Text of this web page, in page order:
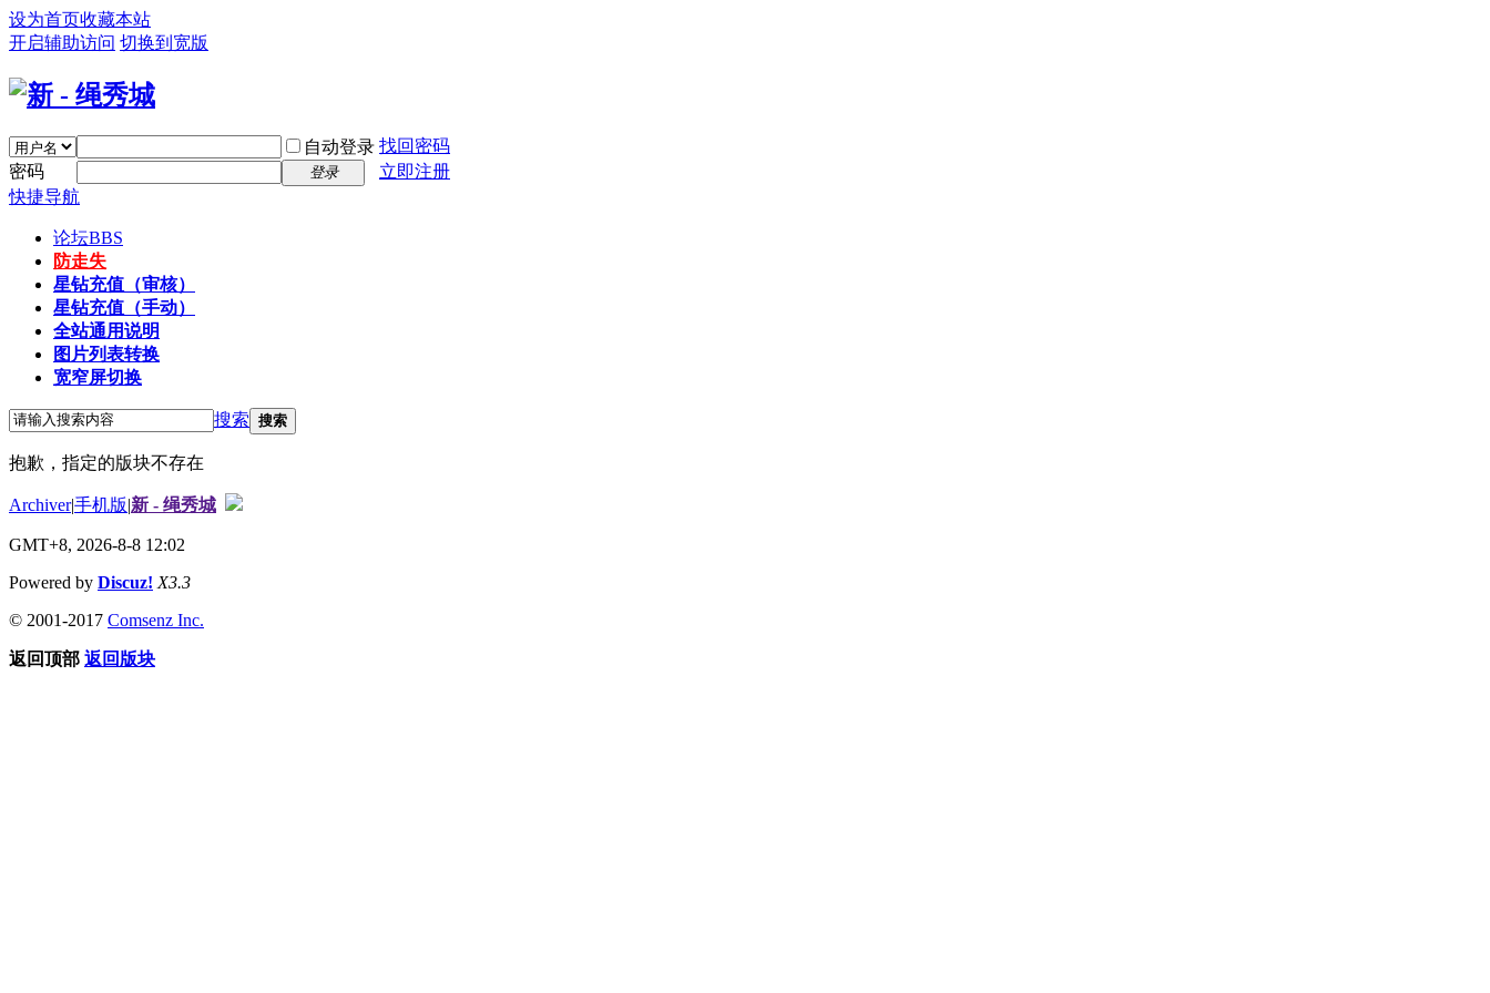
设为首页收藏本站
开启辅助访问 切换到宽版
自动登录 找回密码
密码
登录
立即注册
快捷导航
论坛BBS
防走失
星钻充值（审核）
星钻充值（手动）
全站通用说明
图片列表转换
宽窄屏切换
搜索 搜索
抱歉，指定的版块不存在
Archiver|手机版|新 - 绳秀城
GMT+8, 2026-8-8 12:02
Powered by Discuz! X3.3
© 2001-2017 Comsenz Inc.
返回顶部 返回版块